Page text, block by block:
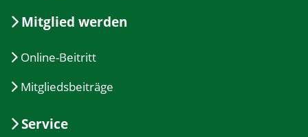
Mitglied werden
Online-Beitritt
Mitgliedsbeiträge
Service